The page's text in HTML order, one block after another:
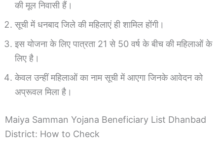
की मूल निवासी हैं।
सूची में धनबाद जिले की महिलाएं ही शामिल होंगी।
इस योजना के लिए पात्रता 21 से 50 वर्ष के बीच की महिलाओं के
लिए है।
केवल उन्हीं महिलाओं का नाम सूची में आएगा जिनके आवेदन को
अप्रूवल मिला है।
Maiya Samman Yojana Beneficiary List Dhanbad
District: How to Check